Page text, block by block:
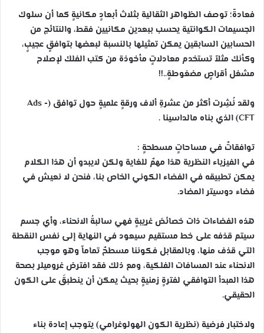
فعادةً؛ توصف الظواهر الثقالية بثلاث أبعادٍ مكانيةٍ كما أن سلوك
الجسيمات الكوانتية يحسب ببعدين مكانيين فقط، والنتائج من
الحسابين السابقين يمكن تمثيلها بالنسبة لبعضها بتوافقٍ عجيبٍ،
وكأنك مثلاً تستخدم معادلاتٍ مأخوذة من كتب الفلك لإصلاح
مشغل أقراصٍ مضغوطةٍ..!!
ولقد نُشِرت أكثر من عشرةِ ألاف ورقةٍ علميةٍ حول توافق (Ads -
CFT) الذي بناه مالداسينا .
توافقاتٌ في مساحاتٍ مسطحةٍ :
في الفيزياء النظرية هذا مهمٌ للغاية ولكن لايبدو أن هذا الكلام
يمكن تطبيقه في الفضاء الكوني الخاص بنا، فنحن لا نعيش في
فضاء دوسيتر المضاد.
هذه الفضاءات ذات خصائصَ غريبةٍ فهي سالبةُ الانحناء، وأي جسم
سيتم قذفه على خط مستقيم سيعود في النهاية إلى نفس النقطة
التي قذف منها، وبالمقابل فكوننا مسطحٌ تماماً وهو موجب
الانحناء عند المسافات الفلكية، ومع ذلك فقد افترض غروميلر بصحة
هذا المبدأ التوافقي لفترةٍ زمنيةٍ بحيث يمكن أن ينطبقَ على الكون
الحقيقي.
ولاختبار فرضية (نظرية الكون الهولوغرامي) يتوجب إعادة بناء